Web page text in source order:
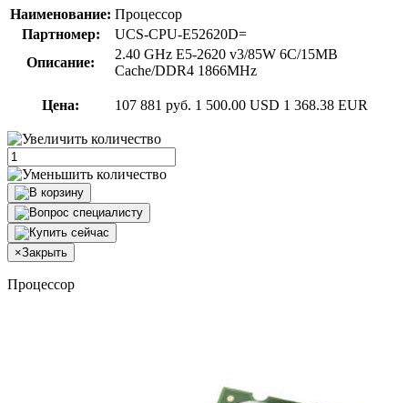
Наименование: Процессор
Партномер:
UCS-CPU-E52620D=
Описание:
2.40 GHz E5-2620 v3/85W 6C/15MB
Cache/DDR4 1866MHz
Цена: 107 881 руб. 1 500.00 USD 1 368.38 EUR
×Закрыть
Процессор